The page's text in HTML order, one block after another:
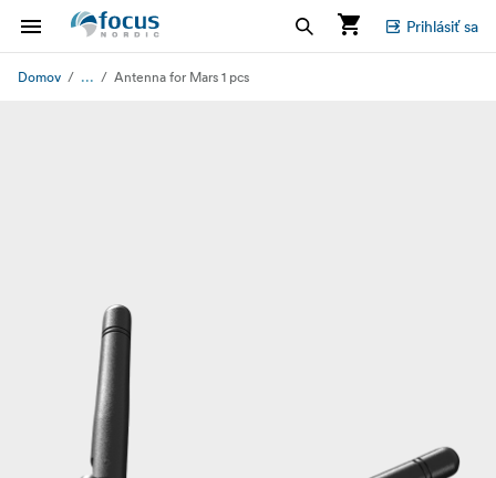
Prihlásiť sa
Domov ... Antenna for Mars 1 pcs